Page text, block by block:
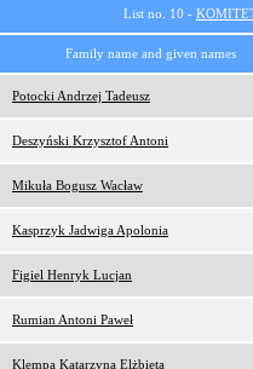
List no. 10 -
Family name and given names
Potocki Andrzej Tadeusz
Deszyński Krzysztof Antoni
Mikuła Bogusz Wacław
Kasprzyk Jadwiga Apolonia
Figiel Henryk Lucjan
Rumian Antoni Paweł
Klempa Katarzyna Elżbieta